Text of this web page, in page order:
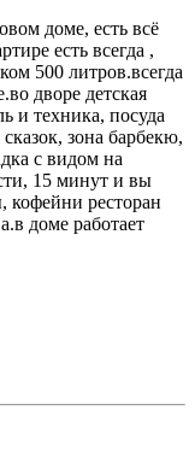
доме, есть всё
есть всегда ,
500 литров.всегда
дворе детская
и техника, посуда
зона барбекю,
с видом на
15 минут и вы
кофейни ресторан
доме работает